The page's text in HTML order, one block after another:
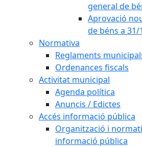
general de
Aprovació
de béns a 31/
Normativa
Reglaments
Ordenances fiscals
Activitat municipal
Agenda política
Anuncis / Edictes
Accés informació pública
Organització i
informació pública